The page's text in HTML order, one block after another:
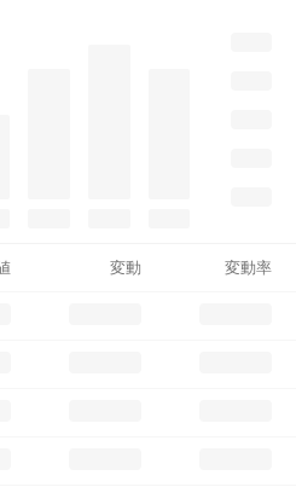
変動 変動率